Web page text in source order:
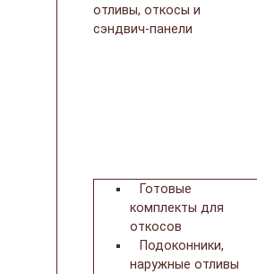
отливы, откосы и
сэндвич-панели
Готовые
комплекты для
откосов
Подоконники,
наружные отливы